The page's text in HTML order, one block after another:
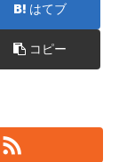
はてブ
コピー